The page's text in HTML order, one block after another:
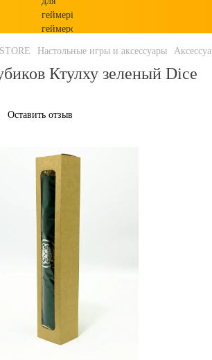
Настольные игры и аксессуары
Ктулху зеленый Dice
Оставить отзыв